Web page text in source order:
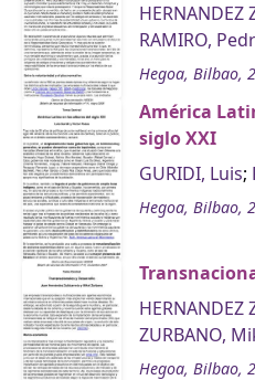
HERNANDEZ
RAMIRO,
Hegoa, Bilbao,
América
siglo XXI
GURIDI, Luis;
Hegoa, Bilbao,
HERNANDEZ
ZURBANO,
Hegoa, Bilbao,